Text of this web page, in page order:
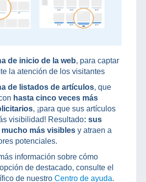
de inicio de la web, para captar
la atención de los visitantes
de listados de artículos, que
hasta cinco veces más
, ¡para que sus artículos
visibilidad! Resultado: sus
más visibles y atraen a
potenciales.
información sobre cómo
de destacado, consulte el
de nuestro Centro de ayuda.